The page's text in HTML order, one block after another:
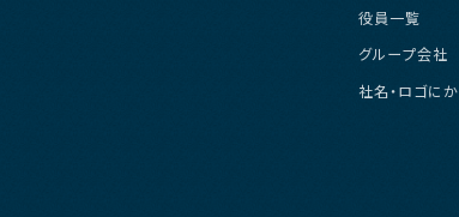
役員一覧
グループ会社
社名・ロゴにか